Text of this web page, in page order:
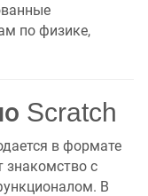
по физике,
Scratch
в формате
знакомство с
В